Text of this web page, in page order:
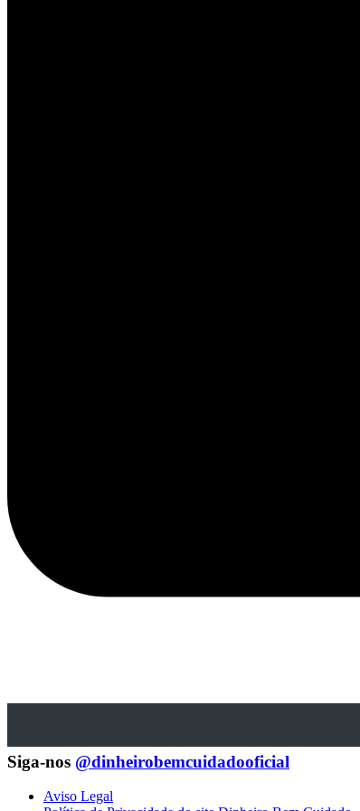
Siga-nos @dinheirobemcuidadooficial
Aviso Legal